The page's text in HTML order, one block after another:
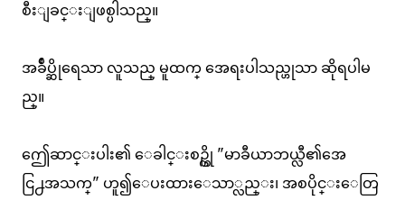
စီးျခင္းျဖစ္ပါသည္။
အခ်ဳပ္ဆိုရေသာ လူသည္ မူထက္ အေရးပါသည္ဟုသာ ဆိုရပါမ
ည္။
ဤေဆာင္းပါး၏ ေခါင္းစဥ္ကို "မာခီယာဘယ္လီ၏အေ
ငြ႕အသက္" ဟူ၍ေပးထားေသာ္လည္း၊ အစပိုင္းေတြ